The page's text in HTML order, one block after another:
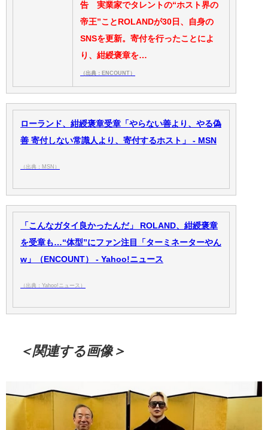
告 実業家でタレントの“ホスト界の
帝王”ことROLANDが30日、自身の
SNSを更新。寄付を行ったことによ
り、紺綬褒章を…
（出典：ENCOUNT）
ローランド、紺綬褒章受章「やらない善より、やる偽
善 寄付しない常識人より、寄付するホスト」 - MSN
（出典：MSN）
「こんなガタイ良かったんだ」 ROLAND、紺綬褒章
を受章も…“体型”にファン注目「ターミネーターやん
w」（ENCOUNT） - Yahoo!ニュース
（出典：Yahoo!ニュース）
＜関連する画像＞